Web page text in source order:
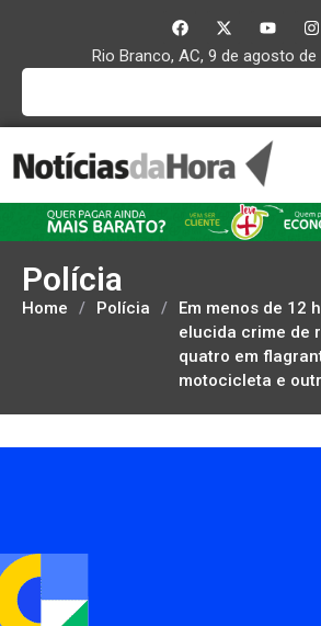
Rio Branco, AC, 9 de agosto de
Polícia
Home / Polícia /
Em menos de 12
elucida crime de
quatro em
motocicleta e